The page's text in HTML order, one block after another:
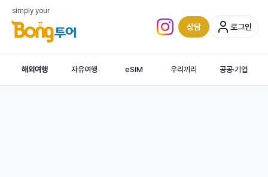
simply your
인스타그램 (새 탭)
상담 로그인
해외여행 자유여행 eSIM 우리끼리 공공·기업
스위스
여행상품
여행상품
0개